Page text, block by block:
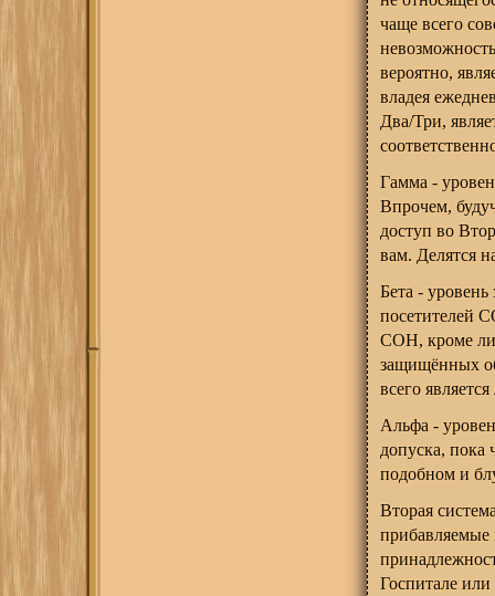
чаще всего
вероятно,
владея
Два/Три,
Гамма -
Впрочем,
доступ во
вам. Делятся
Бета -
посетителей
СОН, кроме
защищённых
всего
Альфа -
допуска, пока
подобном и
Вторая
Госпитале или